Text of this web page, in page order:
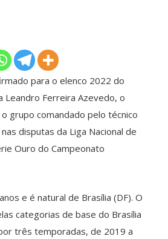
para o elenco 2022 do
Leandro Ferreira Azevedo, o
grupo comandado pelo técnico
nas disputas da Liga Nacional de
Ouro do Campeonato
e é natural de Brasília (DF). O
categorias de base do Brasília
três temporadas, de 2019 a